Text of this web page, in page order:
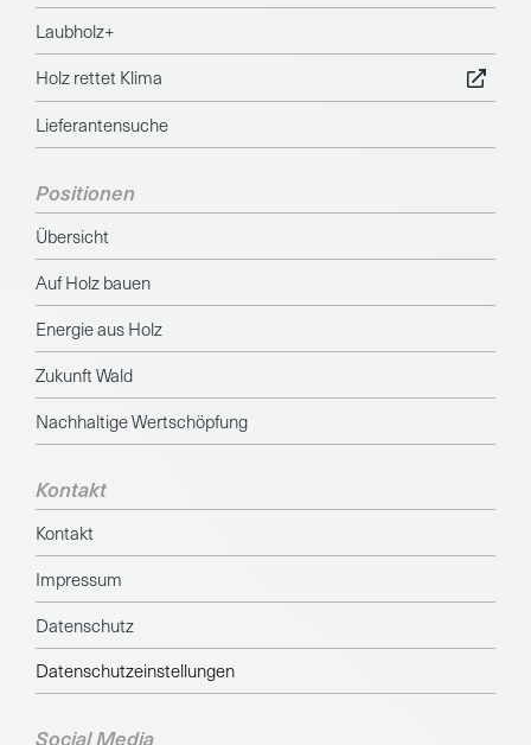
Laubholz+
Holz rettet Klima
Lieferantensuche
Positionen
Übersicht
Auf Holz bauen
Energie aus Holz
Zukunft Wald
Nachhaltige Wertschöpfung
Kontakt
Kontakt
Impressum
Datenschutz
Datenschutzeinstellungen
Social Media